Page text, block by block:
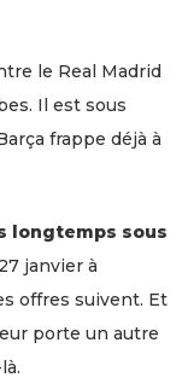
le Real Madrid
Il est sous
frappe déjà à
longtemps sous
janvier à
offres suivent. Et
porte un autre